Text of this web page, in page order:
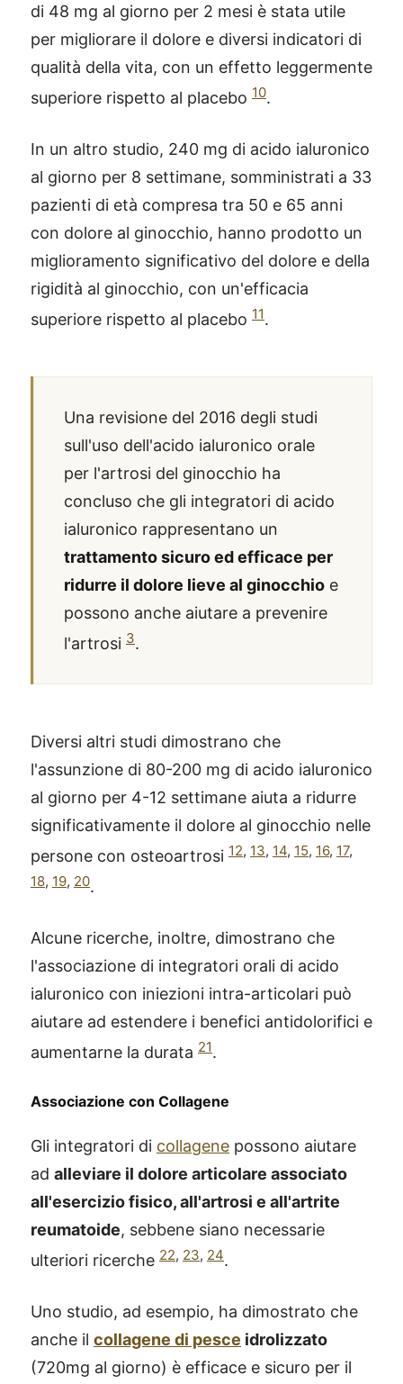
di 48 mg al giorno per 2 mesi è stata utile
per migliorare il dolore e diversi indicatori di
qualità della vita, con un effetto leggermente
superiore rispetto al placebo 10.
In un altro studio, 240 mg di acido ialuronico
al giorno per 8 settimane, somministrati a 33
pazienti di età compresa tra 50 e 65 anni
con dolore al ginocchio, hanno prodotto un
miglioramento significativo del dolore e della
rigidità al ginocchio, con un'efficacia
superiore rispetto al placebo 11.
Una revisione del 2016 degli studi
sull'uso dell'acido ialuronico orale
per l'artrosi del ginocchio ha
concluso che gli integratori di acido
ialuronico rappresentano un
trattamento sicuro ed efficace per
ridurre il dolore lieve al ginocchio e
possono anche aiutare a prevenire
l'artrosi 3.
Diversi altri studi dimostrano che
l'assunzione di 80-200 mg di acido ialuronico
al giorno per 4-12 settimane aiuta a ridurre
significativamente il dolore al ginocchio nelle
persone con osteoartrosi 12, 13, 14, 15, 16, 17,
18, 19, 20.
Alcune ricerche, inoltre, dimostrano che
l'associazione di integratori orali di acido
ialuronico con iniezioni intra-articolari può
aiutare ad estendere i benefici antidolorifici e
aumentarne la durata 21.
Associazione con Collagene
Gli integratori di collagene possono aiutare
ad alleviare il dolore articolare associato
all'esercizio fisico, all'artrosi e all'artrite
reumatoide, sebbene siano necessarie
ulteriori ricerche 22, 23, 24.
Uno studio, ad esempio, ha dimostrato che
anche il collagene di pesce idrolizzato
(720mg al giorno) è efficace e sicuro per il